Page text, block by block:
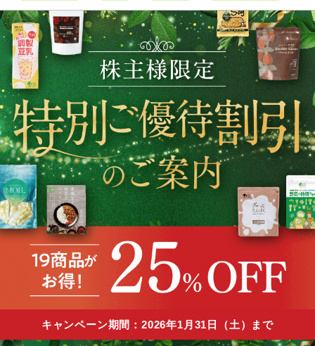
キャンペーン期間：2026年1月31日（土）まで